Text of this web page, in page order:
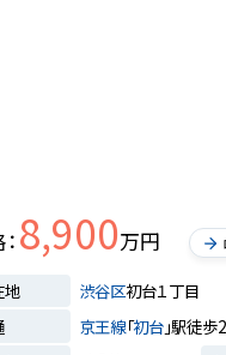
8,900万円
地 渋谷区初台１丁目
京王線「初台」駅徒歩